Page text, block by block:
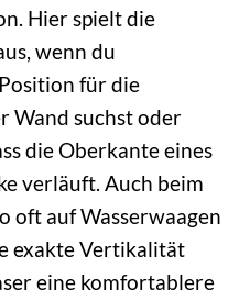
Hier spielt die
wenn du
für die
Wand suchst oder
die Oberkante eines
verläuft. Auch beim
oft auf Wasserwaagen
exakte Vertikalität
eine komfortablere